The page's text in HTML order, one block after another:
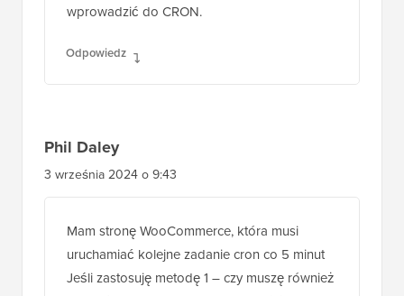
wprowadzić do CRON.
Odpowiedz
Phil Daley
3 września 2024 o 9:43
Mam stronę WooCommerce, która musi
uruchamiać kolejne zadanie cron co 5 minut
Jeśli zastosuję metodę 1 – czy muszę również